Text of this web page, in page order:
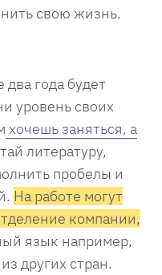
свою жизнь.
года будет
уровень своих
хочешь заняться, а
литературу,
пробелы и
На работе могут
компании,
язык например,
других стран.